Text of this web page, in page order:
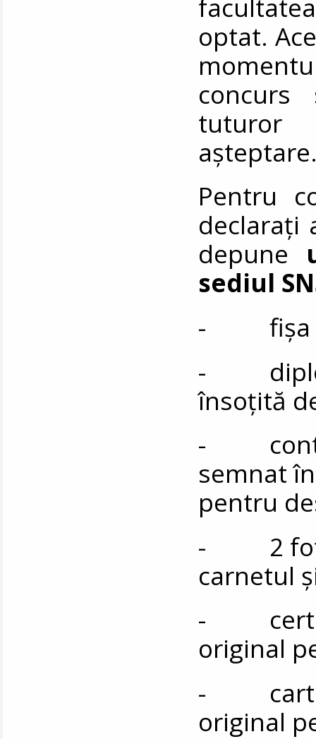
optat.
concurs
tuturor
Pentru
declarați
depune
sediul
- fișa de
-
însoțită
-
semnat
pentru
- 2
carnetul
-
original
- cartea
original